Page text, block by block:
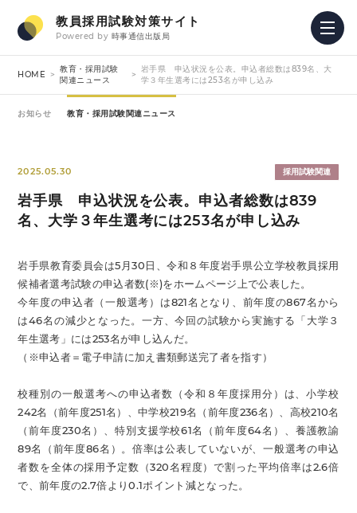
教員採用試験対策サイト
Powered by 時事通信出版局
HOME
教育・採用試験
関連ニュース
岩手県 申込状況を公表。申込者総数は839名、大
学３年生選考には253名が申し込み
お知らせ 教育・採用試験関連ニュース
2025.05.30 採用試験関連
岩手県 申込状況を公表。申込者総数は839
名、大学３年生選考には253名が申し込み
岩手県教育委員会は5月30日、令和８年度岩手県公立学校教員採用
候補者選考試験の申込者数(※)をホームページ上で公表した。
今年度の申込者（一般選考）は821名となり、前年度の867名から
は46名の減少となった。一方、今回の試験から実施する「大学３
年生選考」には253名が申し込んだ。
（※申込者＝電子申請に加え書類郵送完了者を指す）
校種別の一般選考への申込者数（令和８年度採用分）は、小学校
242名（前年度251名）、中学校219名（前年度236名）、高校210名
（前年度230名）、特別支援学校61名（前年度64名）、養護教諭
89名（前年度86名）。倍率は公表していないが、一般選考の申込
者数を全体の採用予定数（320名程度）で割った平均倍率は2.6倍
で、前年度の2.7倍より0.1ポイント減となった。